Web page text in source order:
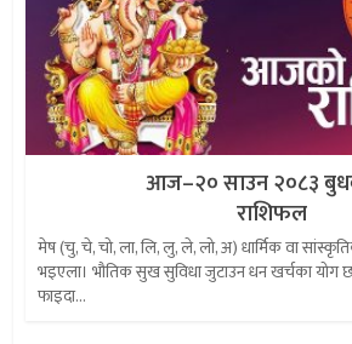
आज–२० साउन २०८३
राशिफल
मेष (चु, चे, चो, ला, लि, लु, ले, लो, अ) धार्मिक वा
भइएला। भौतिक सुख सुविधा जुटाउन धन खर्चका योग
फाइदा...